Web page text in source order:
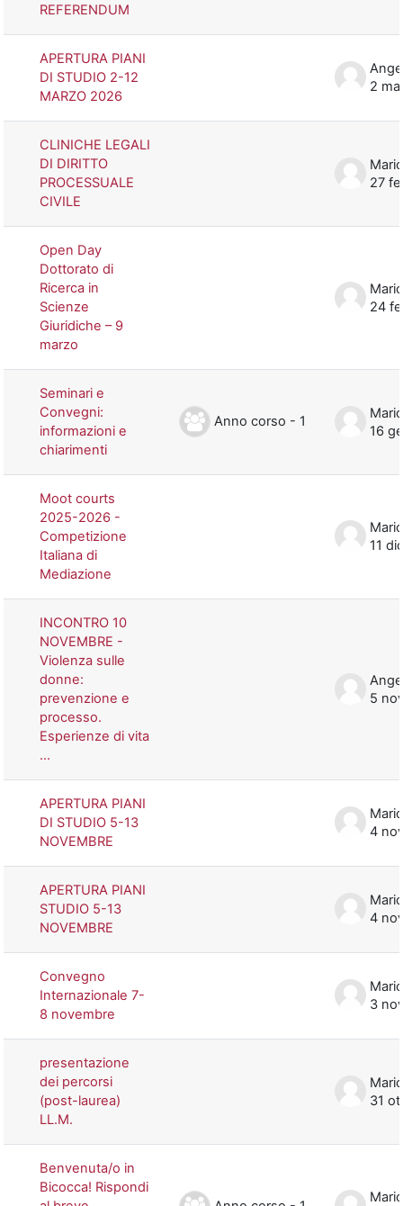
REFERENDUM
APERTURA PIANI
DI STUDIO 2-12
MARZO 2026
2
CLINICHE LEGALI
DI DIRITTO
PROCESSUALE
CIVILE
27
Open Day
Dottorato di
Ricerca in
Scienze
Giuridiche – 9
marzo
24
Seminari e
Convegni:
informazioni e
chiarimenti
Anno corso - 1
16
Moot courts
2025-2026 -
Competizione
Italiana di
Mediazione
11
INCONTRO 10
NOVEMBRE -
Violenza sulle
donne:
prevenzione e
processo.
Esperienze di vita
...
5
APERTURA PIANI
DI STUDIO 5-13
NOVEMBRE
4
APERTURA PIANI
STUDIO 5-13
NOVEMBRE
4
Convegno
Internazionale 7-
8 novembre
3
presentazione
dei percorsi
(post-laurea)
LL.M.
31
Benvenuta/o in
Bicocca! Rispondi